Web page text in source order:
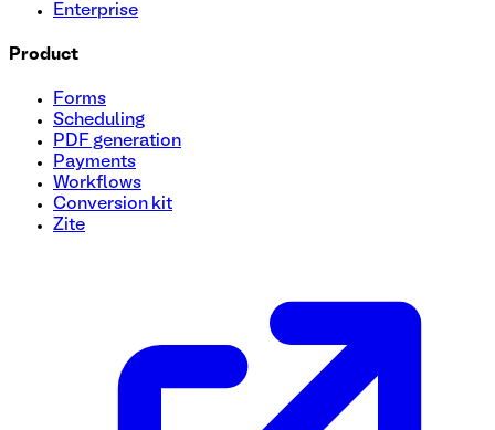
¿Listo para optimizar sus solicitudes de viajes
ayuda a gestionar los detalles de los viajes de los
los gastos estimados y más! Utilice esta plantilla gratuita
Enterprise
Product
Forms
Scheduling
PDF generation
Payments
Workflows
Conversion kit
Zite